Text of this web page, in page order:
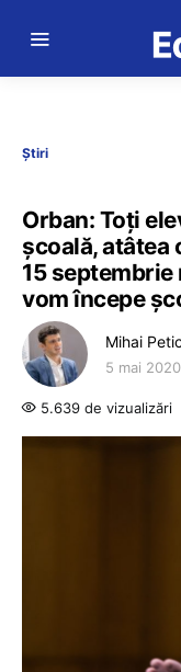
Știri
Orban: Toți
școală, atâtea
15
vom începe
Mihai
5 mai 2020
5.639 de vizualizări